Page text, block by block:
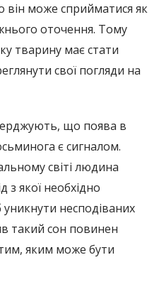
він може сприйматися як
оточення. Тому
тварину має стати
свої погляди на
що поява в
є сигналом.
світі людина
з якої необхідно
несподіваних
такий сон повинен
яким може бути